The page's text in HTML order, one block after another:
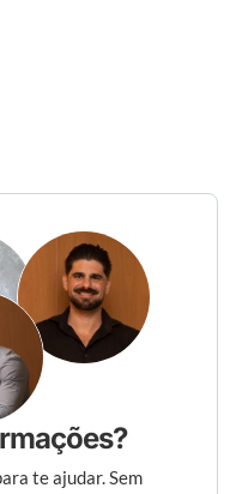
te ajudar. Sem